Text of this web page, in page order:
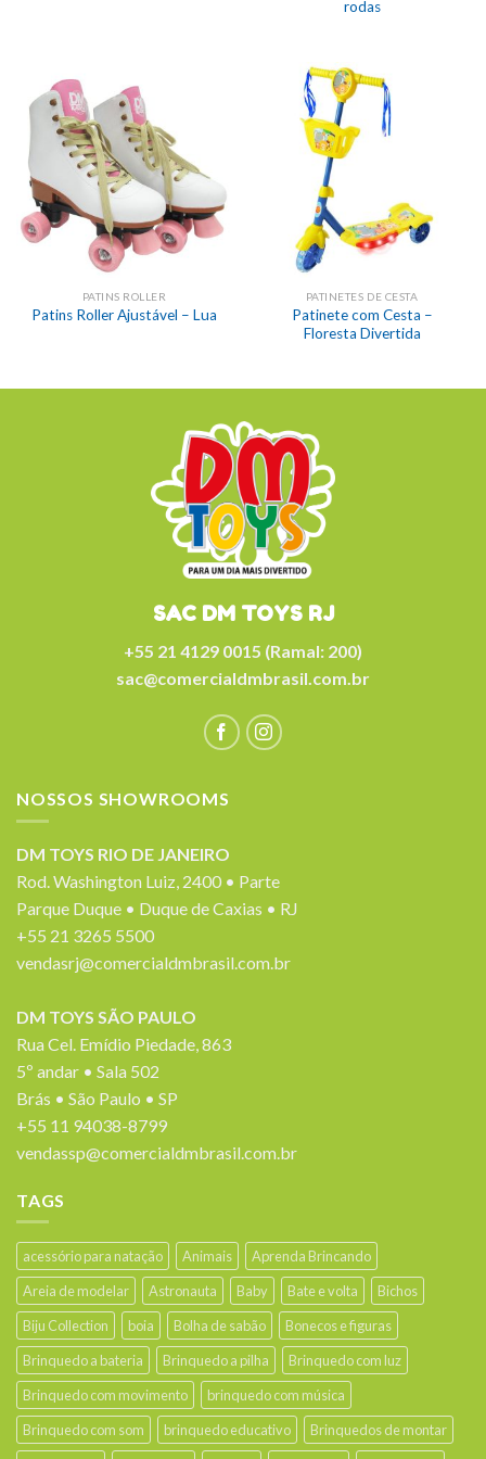
rodas
PATINS ROLLER
Patins Roller Ajustável – Lua
PATINETES DE CESTA
Patinete com Cesta –
Floresta Divertida
SAC DM TOYS RJ
+55 21 4129 0015 (Ramal: 200)
sac@comercialdmbrasil.com.br
NOSSOS SHOWROOMS
DM TOYS RIO DE JANEIRO
Rod. Washington Luiz, 2400 • Parte
Parque Duque • Duque de Caxias • RJ
+55 21 3265 5500
vendasrj@comercialdmbrasil.com.br
DM TOYS SÃO PAULO
Rua Cel. Emídio Piedade, 863
5º andar • Sala 502
Brás • São Paulo • SP
+55 11 94038-8799
vendassp@comercialdmbrasil.com.br
TAGS
acessório para natação Animais
Aprenda Brincando
Areia de modelar
Astronauta Baby Bate e volta
Bichos
Biju Collection
boia Bolha de sabão
Bonecos e figuras
Brinquedo a bateria
Brinquedo a pilha
Brinquedo com luz
Brinquedo com movimento
brinquedo com música
Brinquedo com som
brinquedo educativo
Brinquedos de montar